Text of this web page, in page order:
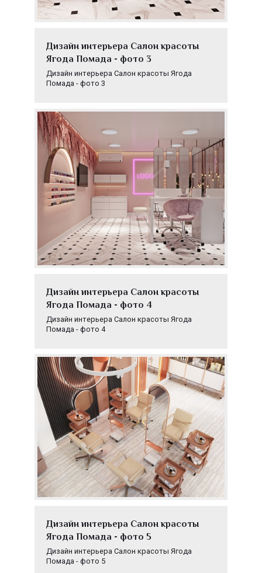
Дизайн интерьера Салон красоты
Ягода Помада - фото 3
Дизайн интерьера Салон красоты Ягода
Помада - фото 3
Дизайн интерьера Салон красоты
Ягода Помада - фото 4
Дизайн интерьера Салон красоты Ягода
Помада - фото 4
Дизайн интерьера Салон красоты
Ягода Помада - фото 5
Дизайн интерьера Салон красоты Ягода
Помада - фото 5